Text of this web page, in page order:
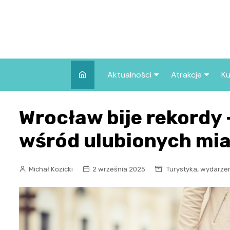
Aktualności
Wszystkie wpisy
Atrakcje
we Wrocławiu
Co warto
Wrocławiu?
Wrocław bije
wśród ulubionych
Michał Kozicki 2 września 2025 Turystyka,